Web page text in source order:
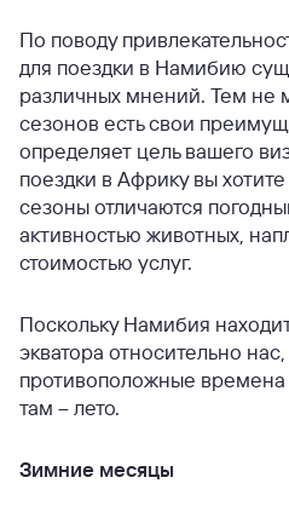
По поводу
для поездки в Намибию
различных мнений. Тем не
сезонов есть свои
определяет цель вашего
поездки в Африку вы
сезоны отличаются
активностью животных,
стоимостью услуг.
Поскольку Намибия
экватора относительно
противоположные времена
там – лето.
Зимние месяцы